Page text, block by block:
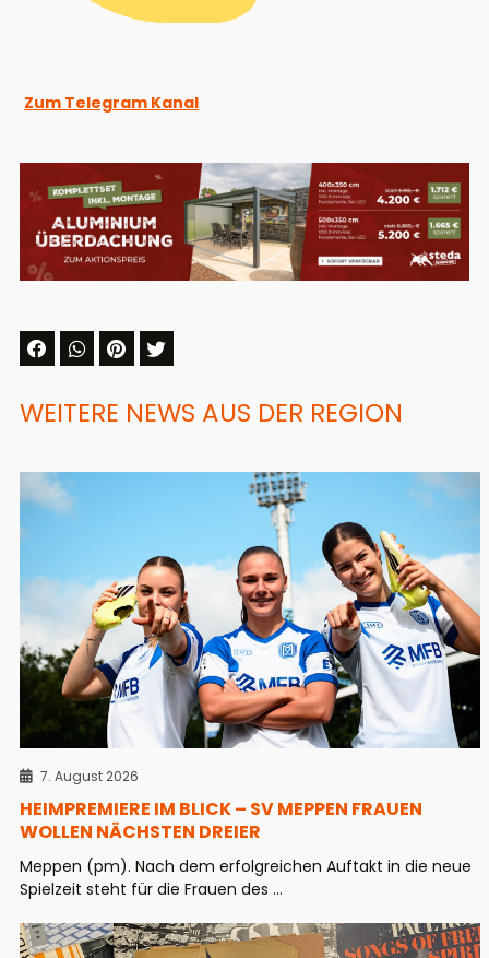
Zum Telegram Kanal
WEITERE NEWS AUS DER REGION
7. August 2026
HEIMPREMIERE IM BLICK – SV MEPPEN FRAUEN
WOLLEN NÄCHSTEN DREIER
Meppen (pm). Nach dem erfolgreichen Auftakt in die neue
Spielzeit steht für die Frauen des ...